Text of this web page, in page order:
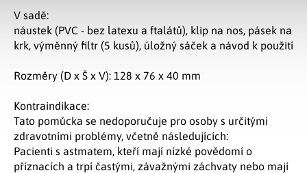
V sadě:
náustek (PVC - bez latexu a ftalátů), klip na nos, pásek na
krk, výměnný filtr (5 kusů), úložný sáček a návod k použití
Rozměry (D x Š x V): 128 x 76 x 40 mm
Kontraindikace:
Tato pomůcka se nedoporučuje pro osoby s určitými
zdravotními problémy, včetně následujících:
Pacienti s astmatem, kteří mají nízké povědomí o
příznacích a trpí častými, závažnými záchvaty nebo mají